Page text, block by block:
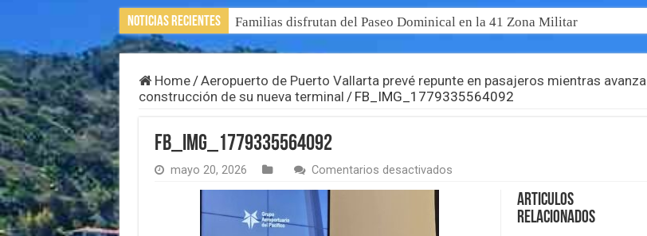
Noticias Recientes Familias disfrutan del Paseo Dominical en la 41 Zona Militar
Home/Aeropuerto de Puerto Vallarta prevé repunte en pasajeros mientras avanza
construcción de su nueva terminal / FB_IMG_1779335564092
FB_IMG_1779335564092
mayo 20, 2026 Comentarios desactivadosen
Articulos
Relacionados